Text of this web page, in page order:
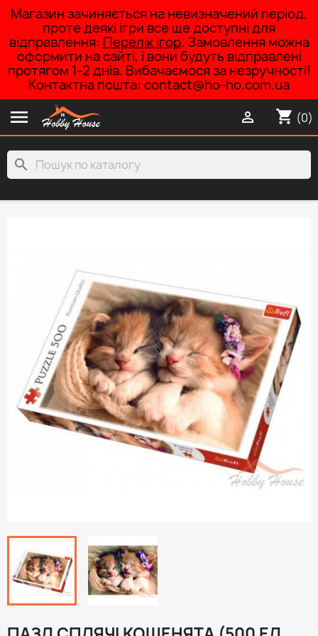
Магазин зачиняється на невизначений період,
проте деякі ігри все ще доступні для
відправлення: Перелік ігор. Замовлення можна
оформити на сайті, і вони будуть відправлені
протягом 1-2 днів. Вибачаємося за незручності!
Контактна пошта: contact@ho-ho.com.ua
 shopping_cart (0)

search